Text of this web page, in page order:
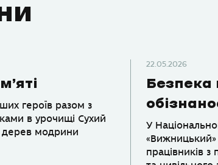
героїв разом з
в урочищі Сухий
дерев модрини
22.05.2026
Безпека
У
працівників